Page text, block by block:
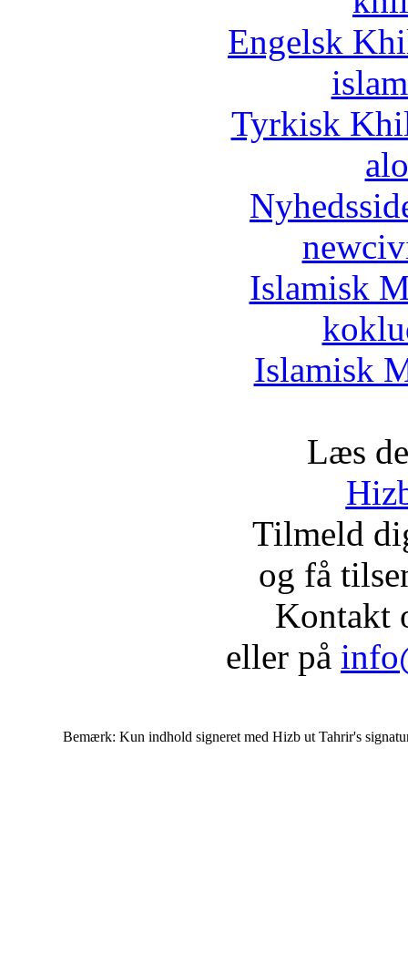
Engelsk
Tyrkisk
Islamisk
Islamisk
Læs
Tilmeld
og få
Kontakt
eller på
Bemærk: Kun indhold signeret med Hizb ut Tahrir's